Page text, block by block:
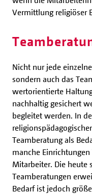
Vermittlung religiöser
Nicht nur jede
sondern auch das
wertorientierte
nachhaltig gesichert
begleitet werden. In
Teamberatung als
manche
Mitarbeiter. Die heute
Teamberatungen
Bedarf ist jedoch